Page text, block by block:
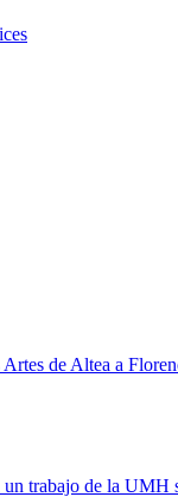
de Altea a
trabajo de la